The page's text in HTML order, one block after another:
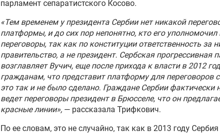
парламент сепаратистского Косово.
«Тем временем у президента Сербии нет никакой
платформы, и до сих пор непонятно, кто его уполномочил
переговоры, так как по конституции ответственность за
правительство, а не президент. Сербская прогрессивная
возглавляет Вучич, еще после прихода к власти в 2012
гражданам, что представит платформу для переговоров
это так и не было сделано. Граждане Сербии фактически
ведет переговоры президент в Брюсселе, что он
красные линии», — рассказала Трифкович.
По ее словам, это не случайно, так как в 2013 году